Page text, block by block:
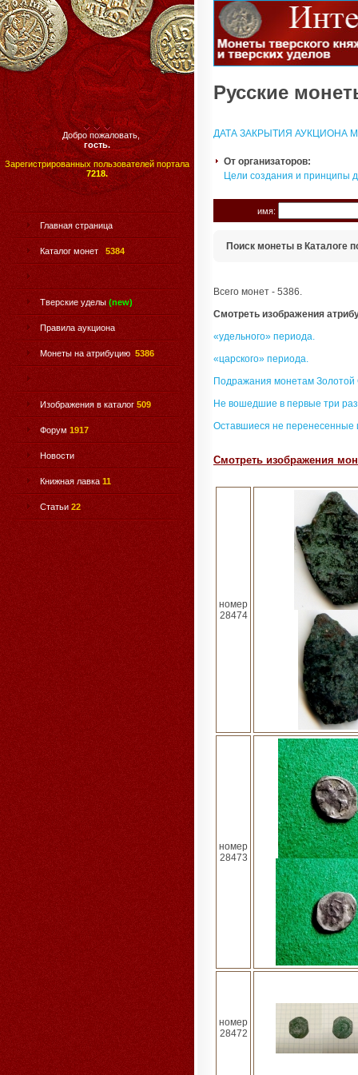
Добро пожаловать,
гость.
Зарегистрированных пользователей портала
7218.
Главная страница
Каталог монет 5384
Тверские уделы (new)
Правила аукциона
Монеты на атрибуцию 5386
Изображения в каталог 509
Форум 1917
Новости
Книжная лавка 11
Статьи 22
Русские
ДАТА ЗАКРЫТИЯ АУКЦИОНА
От организаторов:
Цели создания и принципы
имя:
Поиск монеты в Каталоге
Всего монет - 5386.
Смотреть изображения
«удельного» периода.
«царского» периода.
Подражания монетам
Не вошедшие в первые три
Оставшиеся не перенесенные
Смотреть изображения
номер
28474
номер
28473
номер
28472